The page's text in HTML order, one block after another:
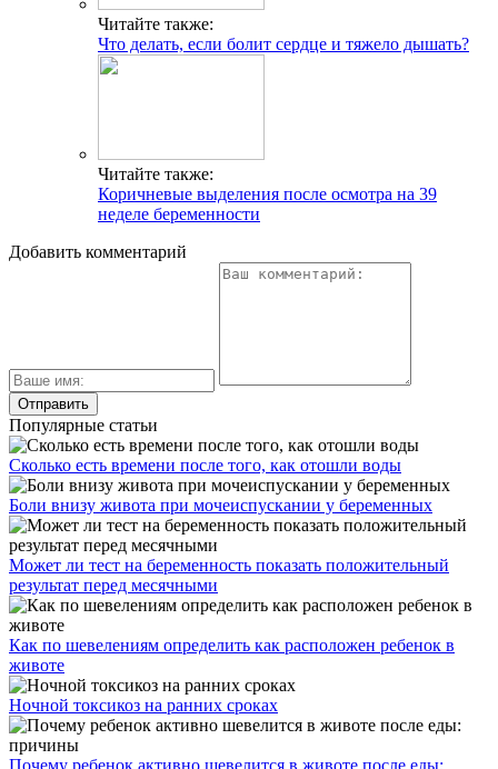
Читайте также:
Что делать, если болит сердце и тяжело дышать?
Читайте также:
Коричневые выделения после осмотра на 39
неделе беременности
Добавить комментарий
Популярные статьи
Сколько есть времени после того, как отошли воды
Боли внизу живота при мочеиспускании у беременных
Может ли тест на беременность показать положительный
результат перед месячными
Как по шевелениям определить как расположен ребенок в
животе
Ночной токсикоз на ранних сроках